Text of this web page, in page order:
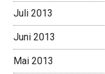
Juli 2013
Juni 2013
Mai 2013